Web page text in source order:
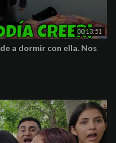
00:13:51
a dormir con ella. Nos